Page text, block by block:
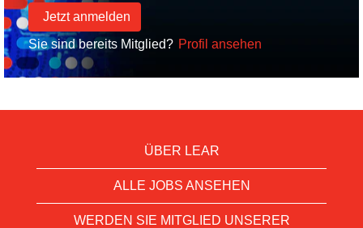
Sie sind bereits Mitglied? Profil ansehen
ÜBER LEAR
ALLE JOBS ANSEHEN
WERDEN SIE MITGLIED UNSERER